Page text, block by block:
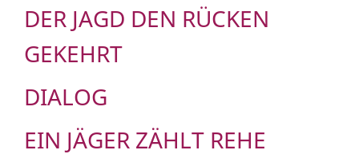
DER JAGD DEN RÜCKEN
GEKEHRT
DIALOG
EIN JÄGER ZÄHLT REHE